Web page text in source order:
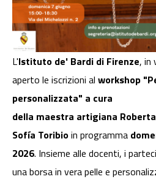
L'Istituto de' Bardi di Firenze, in
aperto le iscrizioni al workshop
personalizzata" a cura
della maestra artigiana
Sofía Toribioin programma
2026. Insieme alle docenti, i
una borsa in vera pelle e